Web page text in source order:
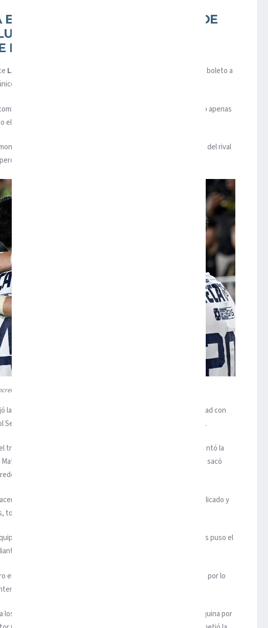
LOS MEJORES CUATRO DE
DE UNA VIBRANTE
LAFC.
LAFC
y terminó por doblegarlo por 3-2, con lo cual consiguió su boleto a
equipo de la
y rápidamente tomó ventaja en el cotejo, ya que cuando apenas
1-0 mediante un penal cobrado por Denis Bouanga.
desde la salida, por lo cual le complicó el funcionamiento del rival
todo quedaba en el esfuerzo.
la voltereta de Rayados para avanzar a semifinales.
las acciones, se apoderó del mediocampo y tuvo una oportunidad con
Canales, pero envió el esférico por encima del travesaño.
transcurso del cotejo, pero el conjunto estadunidense incrementó la
Bogusz, quien recibió la pelota en el área y no perdonó, sacó
con lo cual cayó el 2-0.
presente en el marcador, pero se midió a un rival fue complicado y
quedaba en ello.
dirigido por Fernando ‘Tano’ Ortiz, luego que Sergio Canales puso el
un tiro penal, lo cual le daba esperanza a su equipo.
el guardameta Esteban Andrada respondió cuando fue exigido, por lo
por incrementar la diferencia en el marcador.
los 80 minutos cuando logró la igualada, ya que en un tiro de esquina por